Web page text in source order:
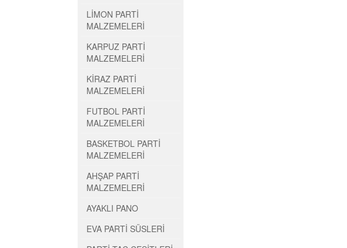
LİMON PARTİ
MALZEMELERİ
KARPUZ PARTİ
MALZEMELERİ
KİRAZ PARTİ
MALZEMELERİ
FUTBOL PARTİ
MALZEMELERİ
BASKETBOL PARTİ
MALZEMELERİ
AHŞAP PARTİ
MALZEMELERİ
AYAKLI PANO
EVA PARTİ SÜSLERİ